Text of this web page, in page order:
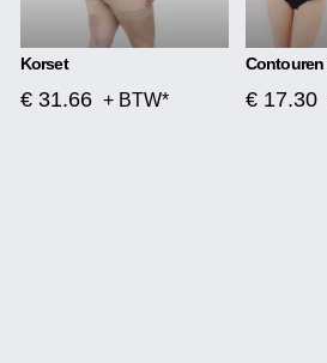
Korset
€ 31.66 + BTW* € 17.30